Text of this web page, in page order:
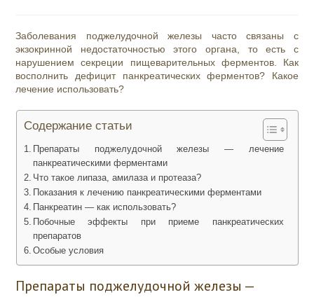
Заболевания поджелудочной железы часто связаны с
экзокринной недостаточностью этого органа, то есть с
нарушением секреции пищеварительных ферментов. Как
восполнить дефицит панкреатических ферментов? Какое
лечение использовать?
Содержание статьи
Препараты поджелудочной железы — лечение
панкреатическими ферментами
Что такое липаза, амилаза и протеаза?
Показания к лечению панкреатическими ферментами
Панкреатин — как использовать?
Побочные эффекты при приеме панкреатических
препаратов
Особые условия
Препараты поджелудочной железы —